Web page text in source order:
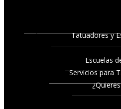
Tatuadores y
Escuelas
Servicios para